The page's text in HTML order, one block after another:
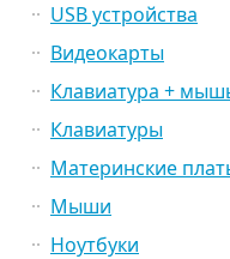
USB устройства
Видеокарты
Клавиатура +
Клавиатуры
Материнские
Мыши
Ноутбуки